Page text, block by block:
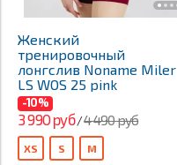
Женский
тренировочный
лонгслив Noname Miler
LS WOS 25 pink
-10%
3 990 руб/4 490 руб
XS S M